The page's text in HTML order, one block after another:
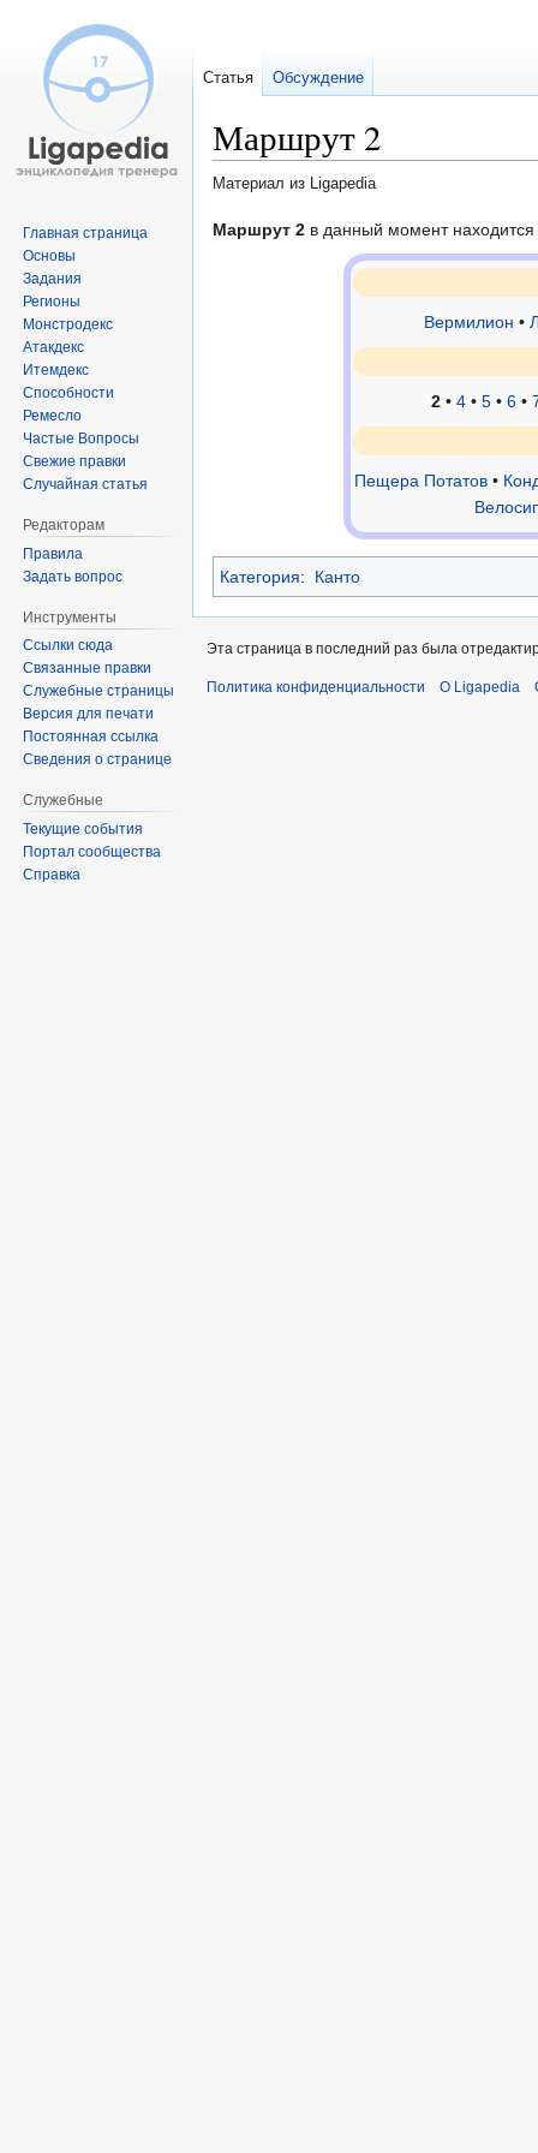
Маршрут 2
Материал из Ligapedia
Перейти
Перейти
Маршрут 2 в данный момент находится
Вермилион •
2 • 4 • 5 • 6 •
Пещера Потатов •
Категория: Канто
Статья Обсуждение
Главная страница
Основы
Задания
Регионы
Монстродекс
Атакдекс
Итемдекс
Способности
Ремесло
Частые Вопросы
Свежие правки
Случайная статья
Редакторам
Правила
Задать вопрос
Инструменты
Ссылки сюда
Связанные правки
Служебные страницы
Версия для печати
Постоянная ссылка
Сведения о странице
Служебные
Текущие события
Портал сообщества
Справка
Эта страница в последний раз была
Политика конфиденциальности О Ligapedia